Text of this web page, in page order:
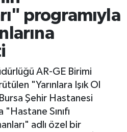
programıyla
AR-GE Birimi
"Yarınlara Işık Ol
Şehir Hastanesi
Sınıfı
adlı özel bir